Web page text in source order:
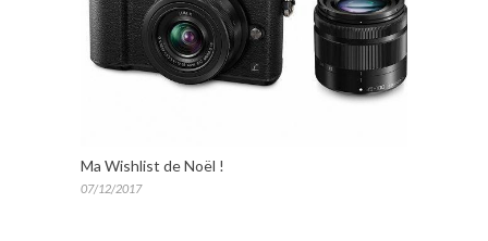
Ma Wishlist de Noël !
07/12/2017